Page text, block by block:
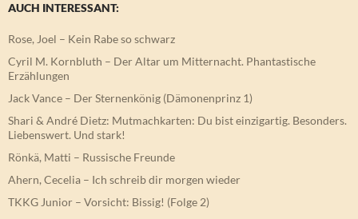
AUCH INTERESSANT:
Rose, Joel – Kein Rabe so schwarz
Cyril M. Kornbluth – Der Altar um Mitternacht. Phantastische
Erzählungen
Jack Vance – Der Sternenkönig (Dämonenprinz 1)
Shari & André Dietz: Mutmachkarten: Du bist einzigartig. Besonders.
Liebenswert. Und stark!
Rönkä, Matti – Russische Freunde
Ahern, Cecelia – Ich schreib dir morgen wieder
TKKG Junior – Vorsicht: Bissig! (Folge 2)